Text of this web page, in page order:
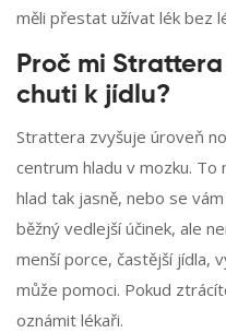
měli přestat užívat lék bez
Proč mi
chuti k jídlu?
Strattera zvyšuje úroveň
centrum hladu v mozku.
hlad tak jasně, nebo se
běžný vedlejší účinek, ale
menší porce, častější jídla,
může pomoci. Pokud
oznámit lékaři.